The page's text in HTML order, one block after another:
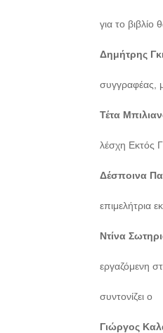
για το βιβλίο
Δημήτρης
συγγραφέας,
Τέτα
λέσχη Εκτός
Δέσποινα
επιμελήτρια
Ντίνα
εργαζόμενη
συντονίζει ο
Γιώργος